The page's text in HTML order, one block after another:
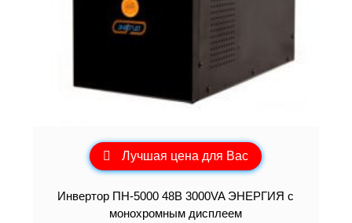
Лучшая цена для Вас
Инвертор ПН-5000 48В 3000VA ЭНЕРГИЯ с
монохромным дисплеем